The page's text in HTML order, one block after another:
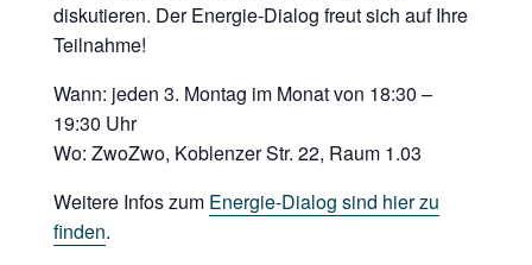
diskutieren. Der Energie-Dialog freut sich auf Ihre
Teilnahme!
Wann: jeden 3. Montag im Monat von 18:30 –
19:30 Uhr
Wo: ZwoZwo, Koblenzer Str. 22, Raum 1.03
Weitere Infos zum Energie-Dialog sind hier zu
finden.